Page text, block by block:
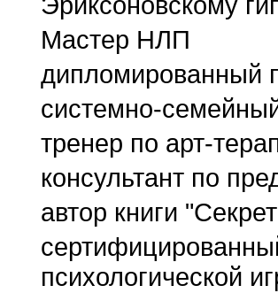
Мастер НЛП
дипломированный
системно-
тренер по арт-
консультант по
автор книги
психологической